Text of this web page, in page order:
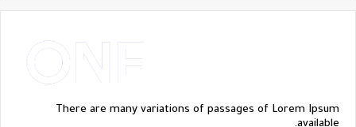
There are many variations of passages of Lorem Ipsum
available.